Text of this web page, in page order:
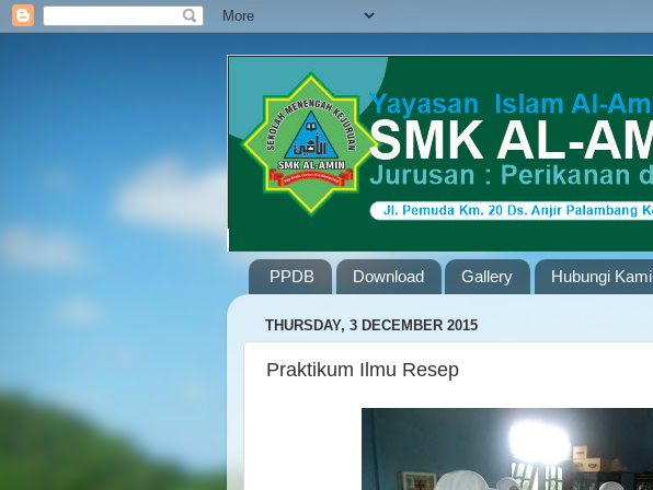
PPDB Download Gallery Hubungi Kami
THURSDAY, 3 DECEMBER 2015
Praktikum Ilmu Resep